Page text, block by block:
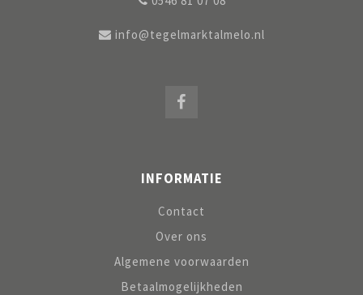
info@tegelmarktalmelo.nl
INFORMATIE
Contact
Over ons
Algemene voorwaarden
Betaalmogelijkheden